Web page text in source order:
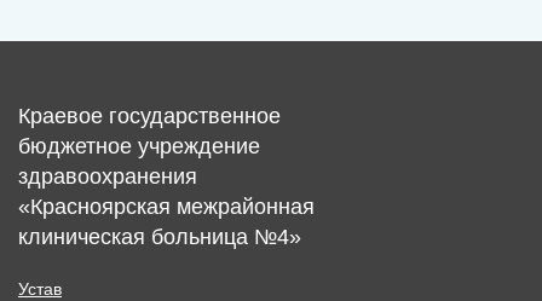
Краевое государственное
бюджетное учреждение
здравоохранения
«Красноярская межрайонная
клиническая больница №4»
Устав